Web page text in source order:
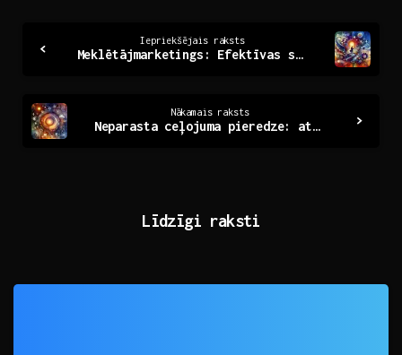
Reading
Iepriekšējais raksts
Meklētājmarketings: Efektīvas stratēģijas uzņēmējdarbībā
Nākamais raksts
Neparasta ceļojuma pieredze: atklājumi un pārsteigumi
Līdzīgi raksti